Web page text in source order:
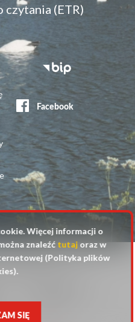
czytania (ETR)
Stopka
serwisy
zewnętrzne
Raszyn
cookies
Więcej informacji o
znaleźć tutajoraz w
(Polityka plików
SIĘ